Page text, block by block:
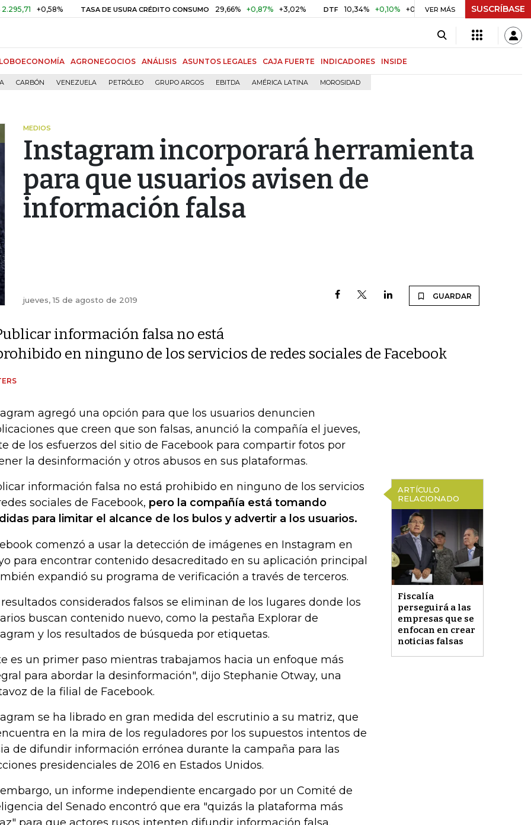
+0,58% TASA DE USURA CRÉDITO CONSUMO 29,66% +0,87% +3,02% DTF 10,34% +0,10% +0,98% UVR $ 416,86 +$ 0,05
VER MÁS SUSCRÍBASE
AGRONEGOCIOS ANÁLISIS ASUNTOS LEGALES CAJA FUERTE INDICADORES INSIDE
CARBÓN VENEZUELA PETRÓLEO GRUPO ARGOS EBITDA AMÉRICA LATINA MOROSIDAD
MEDIOS
Instagram incorporará herramienta
para que usuarios avisen de
información falsa
jueves, 15 de agosto de 2019 GUARDAR
información falsa no está
en ninguno de los servicios de redes sociales de Facebook
agregó una opción para que los usuarios denuncien
que creen que son falsas, anunció la compañía el jueves,
de los esfuerzos del sitio de Facebook para compartir fotos por
la desinformación y otros abusos en sus plataformas.
ARTÍCULO
RELACIONADO
Fiscalía
perseguirá a las
empresas que se
enfocan en crear
noticias falsas
información falsa no está prohibido en ninguno de los servicios
sociales de Facebook, pero la compañía está tomando
para limitar el alcance de los bulos y advertir a los usuarios.
comenzó a usar la detección de imágenes en Instagram en
para encontrar contenido desacreditado en su aplicación principal
expandió su programa de verificación a través de terceros.
resultados considerados falsos se eliminan de los lugares donde los
buscan contenido nuevo, como la pestaña Explorar de
y los resultados de búsqueda por etiquetas.
es un primer paso mientras trabajamos hacia un enfoque más
para abordar la desinformación", dijo Stephanie Otway, una
de la filial de Facebook.
se ha librado en gran medida del escrutinio a su matriz, que
en la mira de los reguladores por los supuestos intentos de
de difundir información errónea durante la campaña para las
presidenciales de 2016 en Estados Unidos.
un informe independiente encargado por un Comité de
del Senado encontró que era "quizás la plataforma más